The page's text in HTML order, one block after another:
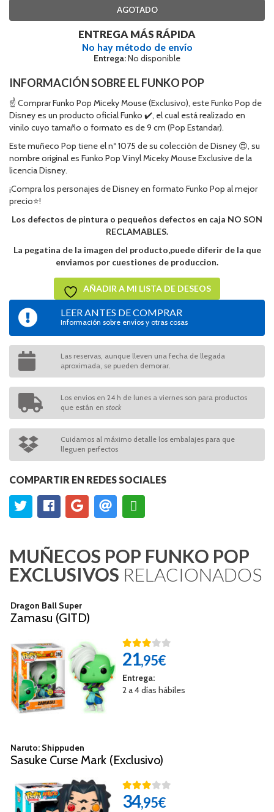
AGOTADO
ENTREGA MÁS RÁPIDA
No hay método de envío
Entrega:No disponible
INFORMACIÓN SOBRE EL FUNKO POP
☝ Comprar Funko Pop Miceky Mouse (Exclusivo), este Funko Pop de
Disney es un producto oficial Funko ✔️, el cual está realizado en
vinilo cuyo tamaño o formato es de 9 cm (Pop Estandar).
Este muñeco Pop tiene el nº 1075 de su colección de Disney 😍, su
nombre original es Funko Pop Vinyl Miceky Mouse Exclusive de la
licencia Disney.
¡Compra los personajes de Disney en formato Funko Pop al mejor
precio⭐!
Los defectos de pintura o pequeños defectos en caja NO SON
RECLAMABLES.
La pegatina de la imagen del producto,puede diferir de la que
enviamos por cuestiones de produccion.
AÑADIR A MI LISTA DE DESEOS
LEER ANTES DE COMPRAR
Información sobre envíos y otras cosas
Las reservas, aunque lleven una fecha de llegada
aproximada, se pueden demorar.
Los envios en 24 h de lunes a viernes son para productos
que están en stock
Cuidamos al máximo detalle los embalajes para que
lleguen perfectos
COMPARTIR EN REDES SOCIALES
MUÑECOS POP FUNKO POP
EXCLUSIVOS RELACIONADOS
Dragon Ball Super
Zamasu (GITD)
21,95€
Entrega:
2 a 4 días hábiles
Naruto: Shippuden
Sasuke Curse Mark (Exclusivo)
34,95€